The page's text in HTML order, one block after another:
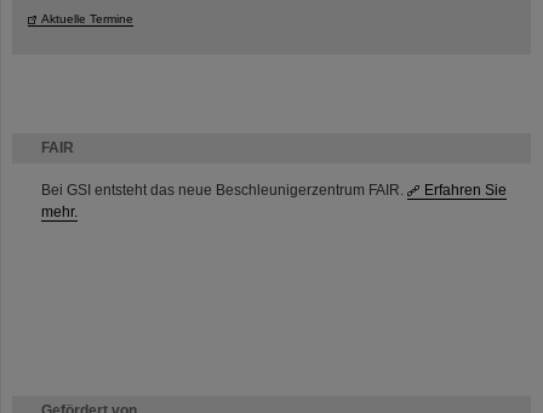
FAIR
Bei GSI entsteht das neue Beschleunigerzentrum FAIR.
Erfahren Sie
mehr.
Aktuelle Termine